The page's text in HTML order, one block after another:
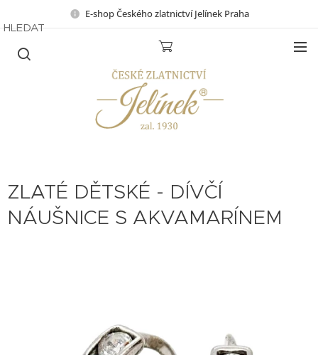
E-shop Českého zlatnictví Jelínek Praha
HLEDAT
ZLATÉ DĚTSKÉ - DÍVČÍ
NÁUŠNICE S AKVAMARÍNEM